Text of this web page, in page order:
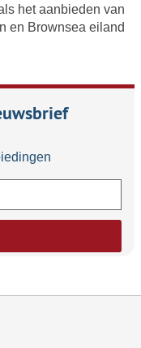
het aanbieden van
en Brownsea eiland